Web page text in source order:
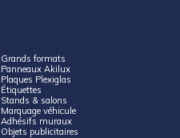
Grands formats
Panneaux Akilux
Plaques Plexiglas
Étiquettes
Stands & salons
Marquage véhicule
Adhésifs muraux
Objets publicitaires